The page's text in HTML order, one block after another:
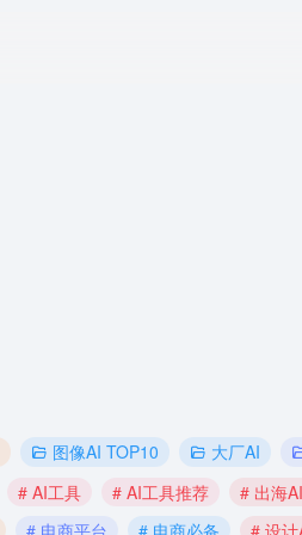
图像AI TOP10 大厂AI
# AI工具 # AI工具推荐 # 出海
# 电商平台 # 电商必备 # 设计